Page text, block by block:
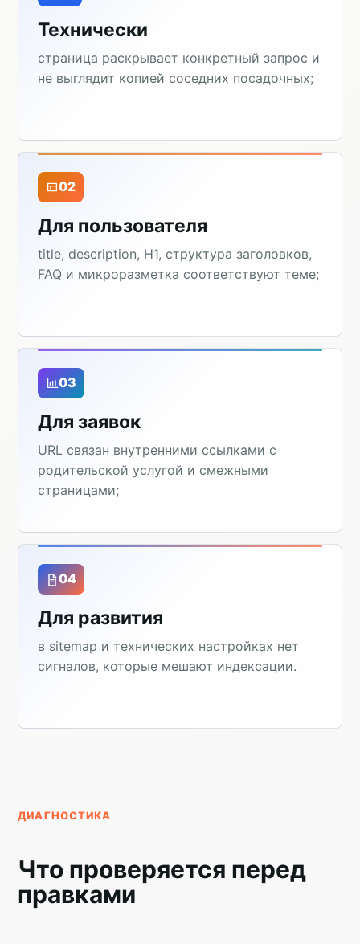
Технически
страница раскрывает конкретный запрос и
не выглядит копией соседних посадочных;
02
Для пользователя
title, description, H1, структура заголовков,
FAQ и микроразметка соответствуют теме;
03
Для заявок
URL связан внутренними ссылками с
родительской услугой и смежными
страницами;
04
Для развития
в sitemap и технических настройках нет
сигналов, которые мешают индексации.
ДИАГНОСТИКА
Что проверяется перед
правками